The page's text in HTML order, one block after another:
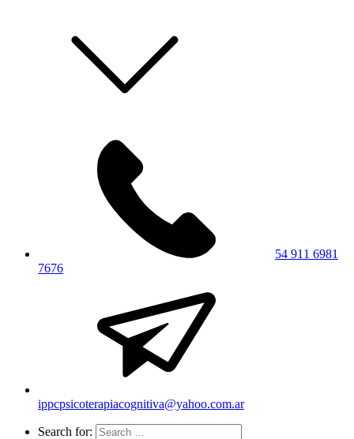
54 911 6981
7676
ippcpsicoterapiacognitiva@yahoo.com.ar
Search for: